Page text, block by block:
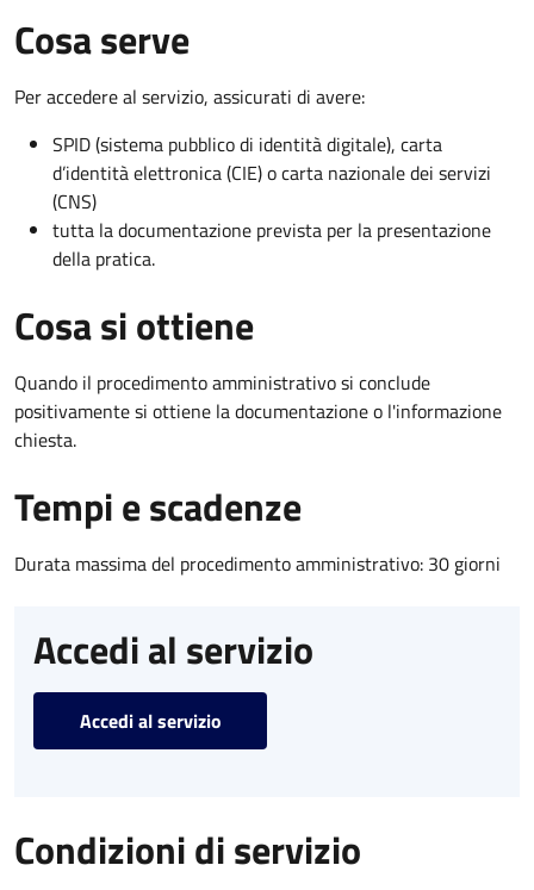
Cosa serve
Per accedere al servizio, assicurati di avere:
SPID (sistema pubblico di identità digitale), carta
d’identità elettronica (CIE) o carta nazionale dei servizi
(CNS)
tutta la documentazione prevista per la presentazione
della pratica.
Cosa si ottiene
Quando il procedimento amministrativo si conclude
positivamente si ottiene la documentazione o l'informazione
chiesta.
Tempi e scadenze
Durata massima del procedimento amministrativo: 30 giorni
Accedi al servizio
Accedi al servizio
Condizioni di servizio